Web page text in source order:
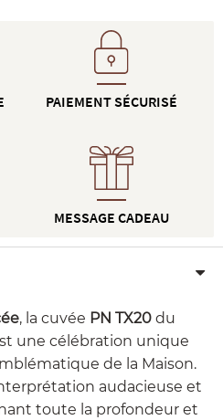
PAIEMENT SÉCURISÉ
MESSAGE CADEAU
, la cuvée PN TX20 du
une célébration unique
de la Maison.
audacieuse et
toute la profondeur et